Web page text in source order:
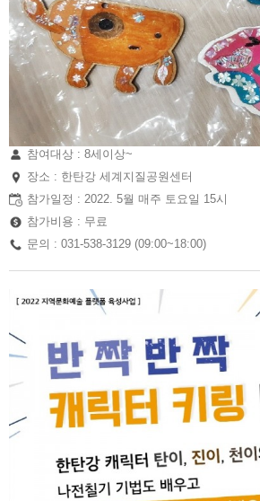
참여대상 : 8세이상~
장소 : 한탄강 세계지질공원센터
참가일정 : 2022. 5월 매주 토요일 15시
참가비용 : 무료
문의 : 031-538-3129 (09:00~18:00)